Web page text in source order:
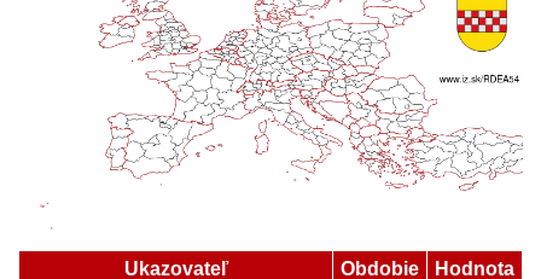
Ukazovateľ Obdobie
Hodnota